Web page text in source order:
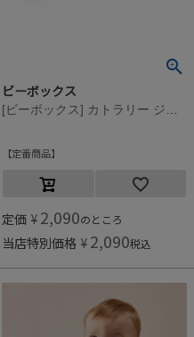
ビーボックス
[ビーボックス] カトラリー ジェラートシリーズ ピスタチオ
定番商品
定価 ¥ 2,090のところ
当店特別価格 ¥ 2,090税込